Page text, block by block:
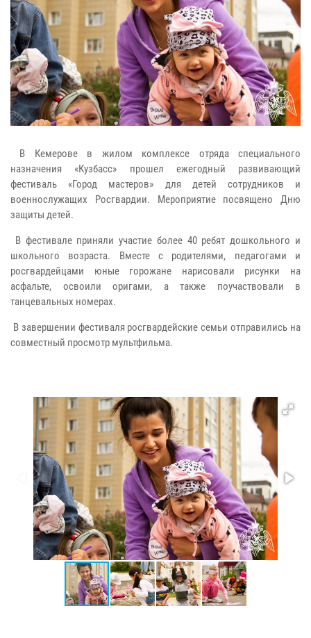
В Кемерове в жилом комплексе отряда специального
назначения «Кузбасс» прошел ежегодный развивающий
фестиваль «Город мастеров» для детей сотрудников и
военнослужащих Росгвардии. Мероприятие посвящено Дню
защиты детей.
В фестивале приняли участие более 40 ребят дошкольного и
школьного возраста. Вместе с родителями, педагогами и
росгвардейцами юные горожане нарисовали рисунки на
асфальте, освоили оригами, а также поучаствовали в
танцевальных номерах.
В завершении фестиваля росгвардейские семьи отправились на
совместный просмотр мультфильма.